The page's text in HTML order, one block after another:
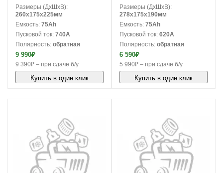
Размеры (ДxШxВ):
260x175x225мм
Емкость: 75Ah
Пусковой ток: 740A
Полярность: обратная
9 990₽
9 390₽ – при сдаче б/у
Купить в один клик
Размеры (ДxШxВ):
278x175x190мм
Емкость: 75Ah
Пусковой ток: 620A
Полярность: обратная
6 590₽
5 990₽ – при сдаче б/у
Купить в один клик